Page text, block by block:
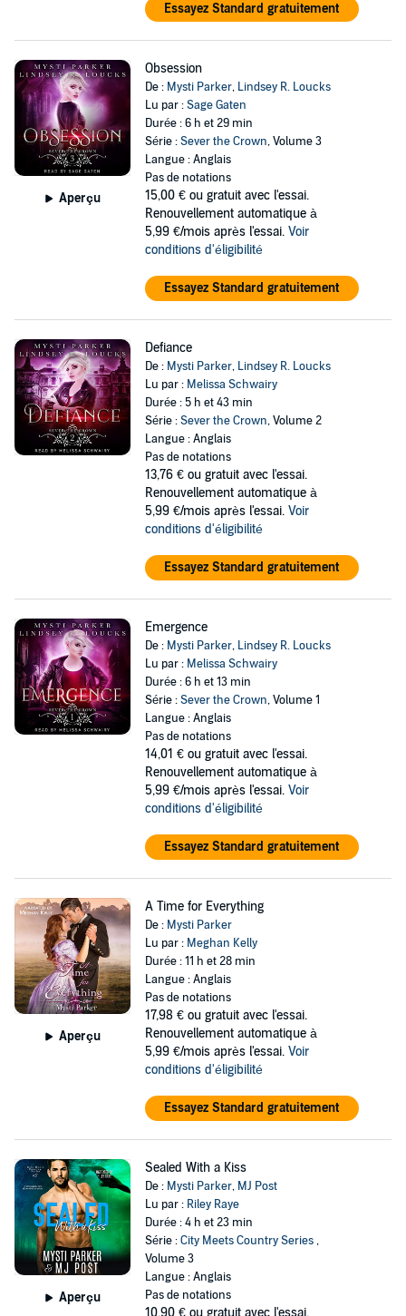
Essayez Standard gratuitement
Aperçu
Obsession
De : Mysti Parker, Lindsey R. Loucks
Lu par :Sage Gaten
Durée : 6 h et 29 min
Série :Sever the Crown, Volume 3
Langue : Anglais
Pas de notations
15,00 € ou gratuit avec l'essai.
Renouvellement automatique à
5,99 €/mois après l'essai. Voir
conditions d'éligibilité
Essayez Standard gratuitement
Defiance
De : Mysti Parker, Lindsey R. Loucks
Lu par : Melissa Schwairy
Durée : 5 h et 43 min
Série :Sever the Crown, Volume 2
Langue : Anglais
Pas de notations
13,76 € ou gratuit avec l'essai.
Renouvellement automatique à
5,99 €/mois après l'essai. Voir
conditions d'éligibilité
Essayez Standard gratuitement
Emergence
De : Mysti Parker, Lindsey R. Loucks
Lu par : Melissa Schwairy
Durée : 6 h et 13 min
Série :Sever the Crown, Volume 1
Langue : Anglais
Pas de notations
14,01 € ou gratuit avec l'essai.
Renouvellement automatique à
5,99 €/mois après l'essai. Voir
conditions d'éligibilité
Essayez Standard gratuitement
Aperçu
A Time for Everything
De : Mysti Parker
Lu par : Meghan Kelly
Durée : 11 h et 28 min
Langue : Anglais
Pas de notations
17,98 € ou gratuit avec l'essai.
Renouvellement automatique à
5,99 €/mois après l'essai. Voir
conditions d'éligibilité
Essayez Standard gratuitement
Aperçu
Sealed With a Kiss
De : Mysti Parker, MJ Post
Lu par : Riley Raye
Durée : 4 h et 23 min
Série :City Meets Country Series,
Volume 3
Langue : Anglais
Pas de notations
10,90 € ou gratuit avec l'essai.